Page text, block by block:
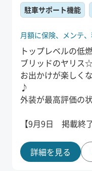
月額に保険、 メンテ、
トップレベルの低
ブリッドのヤリス
お出かけが楽しく
♪
外装が最高評価の
【9月9日 掲載終
駐車サポート機能
詳細を見る